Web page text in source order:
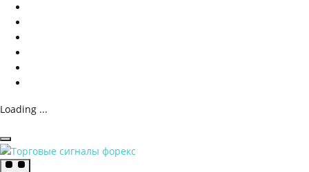
Loading ...